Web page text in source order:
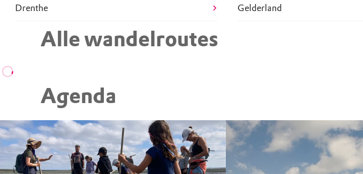
Alle wandelroutes
Agenda